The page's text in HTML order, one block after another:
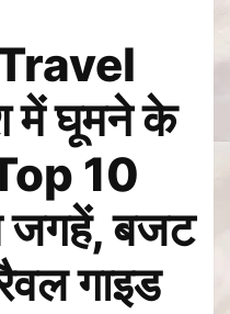
में घूमने के
10
बजट
गाइड